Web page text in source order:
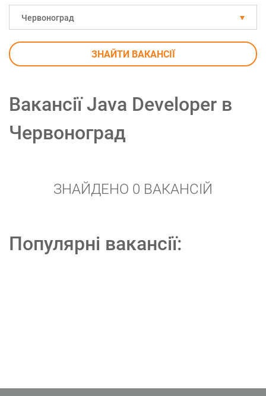
Червоноград
ЗНАЙТИ ВАКАНСІЇ
Вакансії Java Developer в
Червоноград
ЗНАЙДЕНО 0 ВАКАНСІЙ
Популярні вакансії: